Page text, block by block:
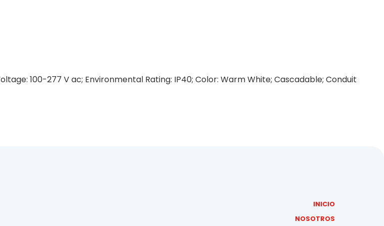
100-277 V ac; Environmental Rating: IP40; Color: Warm White; Cascadable; Conduit
INICIO
NOSOTROS